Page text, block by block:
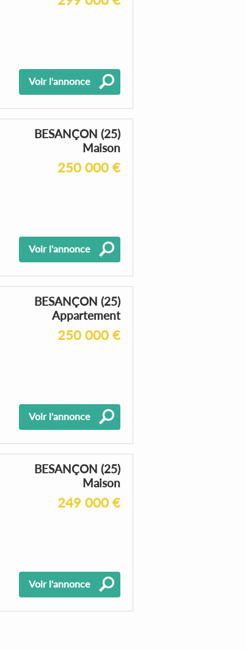
Voir l'annonce
BESANÇON (25)
Maison
250 000 €
Voir l'annonce
BESANÇON (25)
Appartement
250 000 €
Voir l'annonce
BESANÇON (25)
Maison
249 000 €
Voir l'annonce